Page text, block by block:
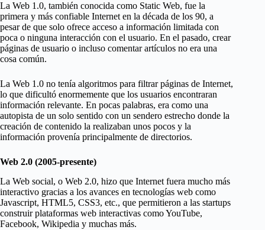
La Web 1.0, también conocida como Static Web, fue la
primera y más confiable Internet en la década de los 90, a
pesar de que solo ofrece acceso a información limitada con
poca o ninguna interacción con el usuario. En el pasado, crear
páginas de usuario o incluso comentar artículos no era una
cosa común.
La Web 1.0 no tenía algoritmos para filtrar páginas de Internet,
lo que dificultó enormemente que los usuarios encontraran
información relevante. En pocas palabras, era como una
autopista de un solo sentido con un sendero estrecho donde la
creación de contenido la realizaban unos pocos y la
información provenía principalmente de directorios.
Web 2.0 (2005-presente)
La Web social, o Web 2.0, hizo que Internet fuera mucho más
interactivo gracias a los avances en tecnologías web como
Javascript, HTML5, CSS3, etc., que permitieron a las startups
construir plataformas web interactivas como YouTube,
Facebook, Wikipedia y muchas más.